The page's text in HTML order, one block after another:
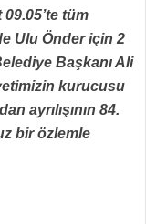
tüm
Ulu Önder için 2
Başkanı Ali
kurucusu
ayrılışının 84.
bir özlemle